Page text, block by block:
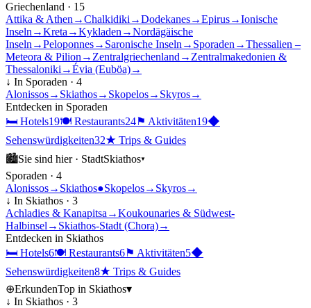
Griechenland · 15
Attika & Athen →Chalkidiki →Dodekanes→Epirus→Ionische
Inseln →Kreta →Kykladen →Nordägäische
Inseln →Peloponnes→ Saronische Inseln → Sporaden →Thessalien –
Meteora & Pilion → Zentralgriechenland → Zentralmakedonien &
Thessaloniki →Évia (Euböa)→
↓ In Sporaden · 4
Alonissos→ Skiathos→ Skopelos→ Skyros→
Entdecken in Sporaden
🛏 Hotels19🍽 Restaurants24⚑ Aktivitäten19◆
Sehenswürdigkeiten32★ Trips & Guides
🏙Sie sind hier · StadtSkiathos▾
Sporaden · 4
Alonissos→ Skiathos●Skopelos→ Skyros→
↓ In Skiathos · 3
Achladies & Kanapitsa →Koukounaries & Südwest-
Halbinsel → Skiathos-Stadt (Chora)→
Entdecken in Skiathos
🛏 Hotels6🍽 Restaurants6⚑ Aktivitäten5◆
Sehenswürdigkeiten8★ Trips & Guides
⊕ErkundenTop in Skiathos▾
↓ In Skiathos · 3